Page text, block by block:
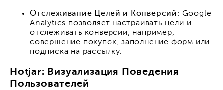
Отслеживание Целей и Конверсий: Google
Analytics позволяет настраивать цели и
отслеживать конверсии, например,
совершение покупок, заполнение форм или
подписка на рассылку.
Hotjar: Визуализация Поведения
Пользователей